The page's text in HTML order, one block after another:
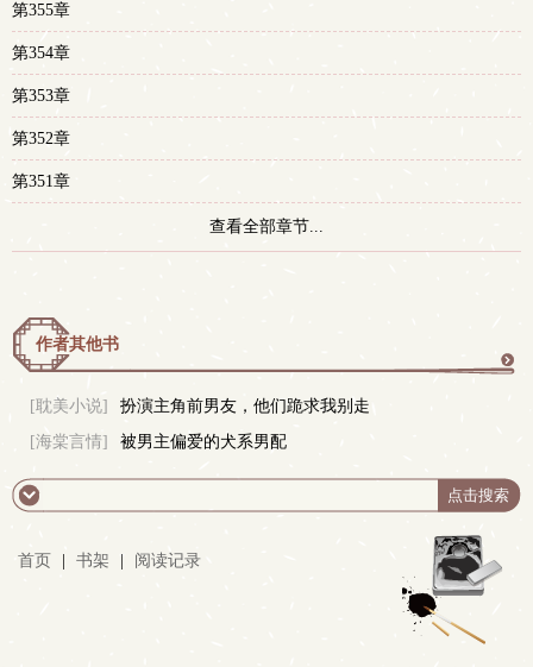
第355章
第354章
第353章
第352章
第351章
查看全部章节...
作者其他书
[耽美小说]
扮演主角前男友，他们跪求我别走
[海棠言情]
被男主偏爱的犬系男配
首页 书架 阅读记录